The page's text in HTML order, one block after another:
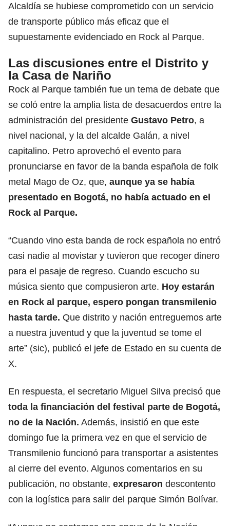
Alcaldía se hubiese comprometido con un servicio
de transporte público más eficaz que el
supuestamente evidenciado en Rock al Parque.
Las discusiones entre el Distrito y
la Casa de Nariño
Rock al Parque también fue un tema de debate que
se coló entre la amplia lista de desacuerdos entre la
administración del presidente Gustavo Petro, a
nivel nacional, y la del alcalde Galán, a nivel
capitalino. Petro aprovechó el evento para
pronunciarse en favor de la banda española de folk
metal Mago de Oz, que, aunque ya se había
presentado en Bogotá, no había actuado en el
Rock al Parque.
“Cuando vino esta banda de rock española no entró
casi nadie al movistar y tuvieron que recoger dinero
para el pasaje de regreso. Cuando escucho su
música siento que compusieron arte. Hoy estarán
en Rock al parque, espero pongan transmilenio
hasta tarde. Que distrito y nación entreguemos arte
a nuestra juventud y que la juventud se tome el
arte” (sic), publicó el jefe de Estado en su cuenta de
X.
En respuesta, el secretario Miguel Silva precisó que
toda la financiación del festival parte de Bogotá,
no de la Nación. Además, insistió en que este
domingo fue la primera vez en que el servicio de
Transmilenio funcionó para transportar a asistentes
al cierre del evento. Algunos comentarios en su
publicación, no obstante, expresaron descontento
con la logística para salir del parque Simón Bolívar.